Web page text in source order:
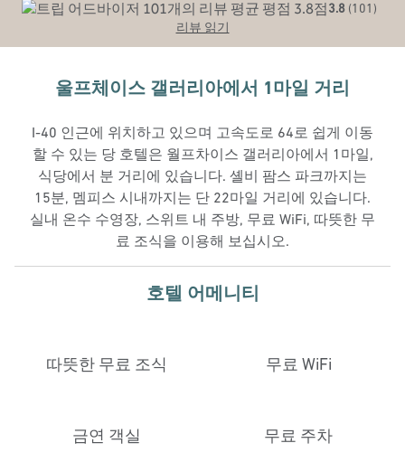
3.8 (101)
리뷰 읽기
울프체이스 갤러리아에서 1마일 거리
I-40 인근에 위치하고 있으며 고속도로 64로 쉽게 이동
할 수 있는 당 호텔은 월프차이스 갤러리아에서 1마일,
식당에서 분 거리에 있습니다. 셸비 팜스 파크까지는
15분, 멤피스 시내까지는 단 22마일 거리에 있습니다.
실내 온수 수영장, 스위트 내 주방, 무료 WiFi, 따뜻한 무
료 조식을 이용해 보십시오.
호텔 어메니티
따뜻한 무료 조식 무료 WiFi
금연 객실 무료 주차